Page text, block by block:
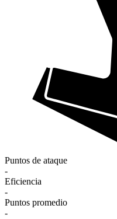
Puntos de ataque
-
Eficiencia
-
Puntos promedio
-